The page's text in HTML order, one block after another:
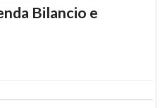
Bilancio e